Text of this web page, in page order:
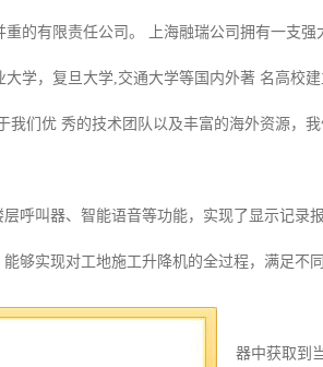
的有限责任公司。 上海融瑞公司拥有一支强
学，复旦大学,交通大学等国内外著 名高校
们优 秀的技术团队以及丰富的海外资源，
呼叫器、智能语音等功能，实现了显示记录
够实现对工地施工升降机的全过程，满足不
制器从升降机开关量、各种传感器中获取到